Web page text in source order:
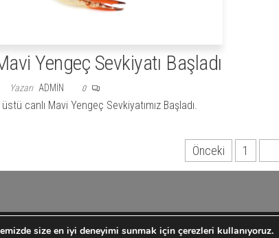
Yengeç Sevkiyatı Başladı
Yazarı ADMIN 0
canlı Mavi Yengeç Sevkiyatımız Başladı.
Önceki 1
Proudly
size en iyi deneyimi sunmak için çerezleri kullanıyoruz.